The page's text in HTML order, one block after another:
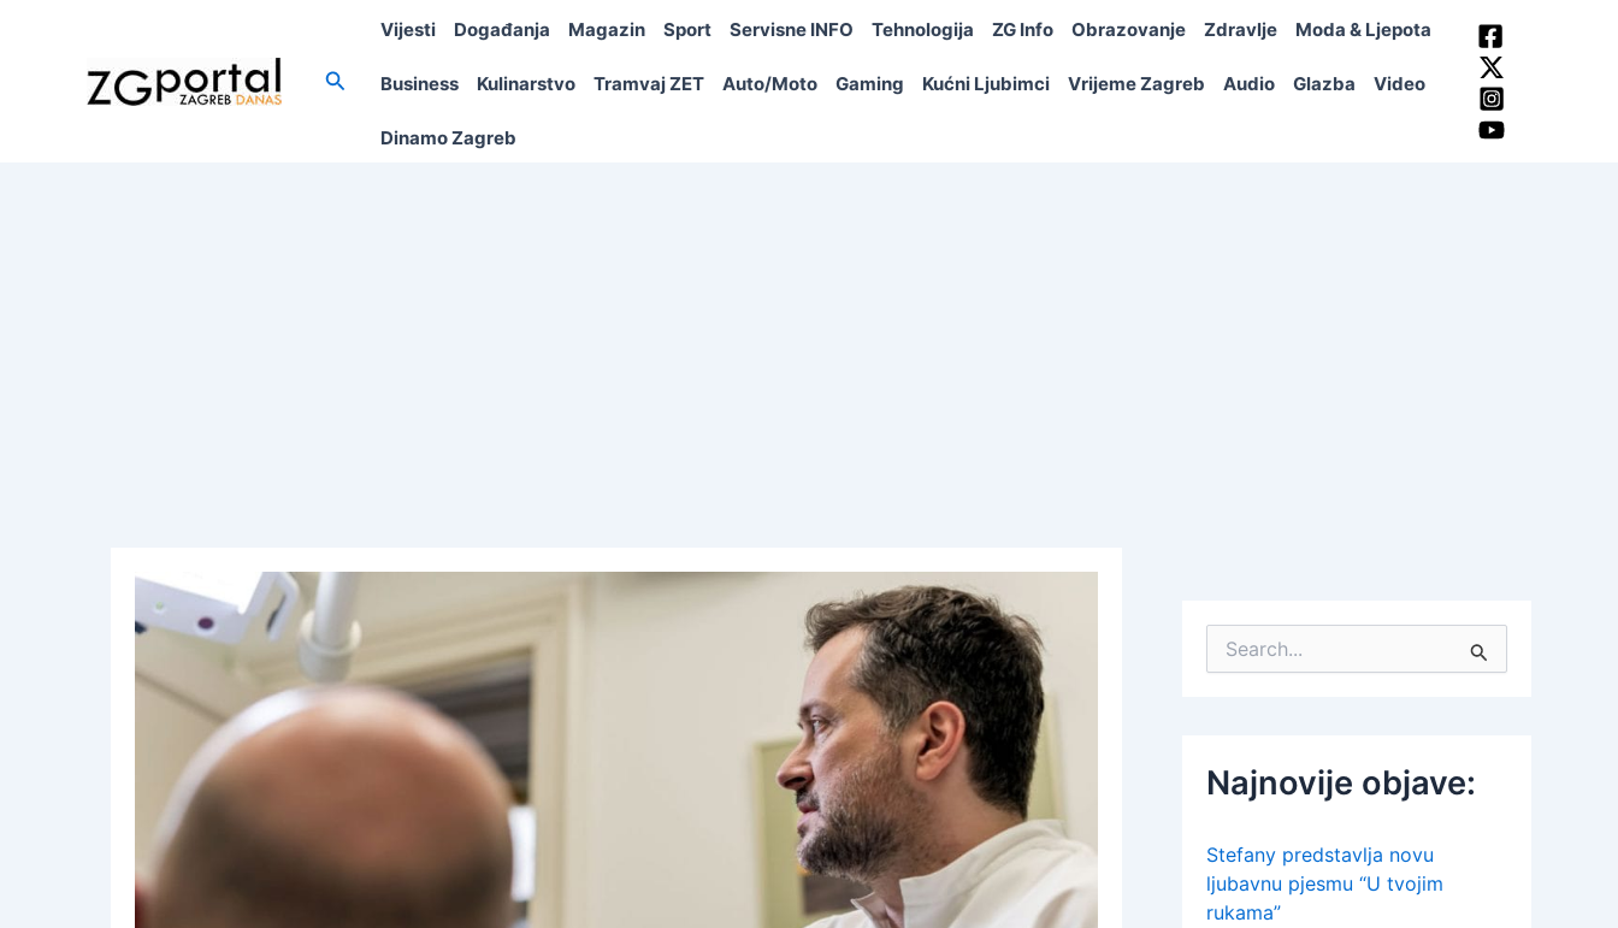
Search
Vijesti Događanja Magazin Sport Servisne INFO Tehnologija ZG Info Obrazovanje Zdravlje Moda & Ljepota
Business Kulinarstvo Tramvaj ZET Auto/Moto Gaming Kućni Ljubimci Vrijeme Zagreb Audio Glazba Video
Dinamo Zagreb
:
Najnovije objave:
Stefany predstavlja novu
ljubavnu pjesmu “U tvojim
rukama”